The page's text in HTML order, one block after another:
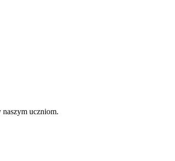
naszym uczniom.